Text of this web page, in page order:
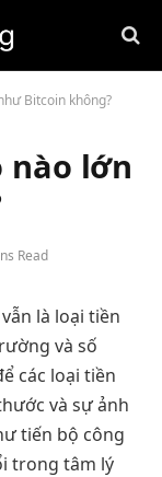
Bitcoin không?
nào lớn
Read
vẫn là loại tiền
và số
các loại tiền
và sự ảnh
tiến bộ công
trong tâm lý